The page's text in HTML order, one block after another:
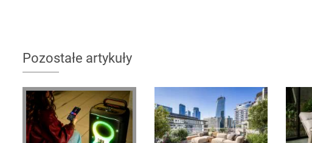
Pozostałe artykuły